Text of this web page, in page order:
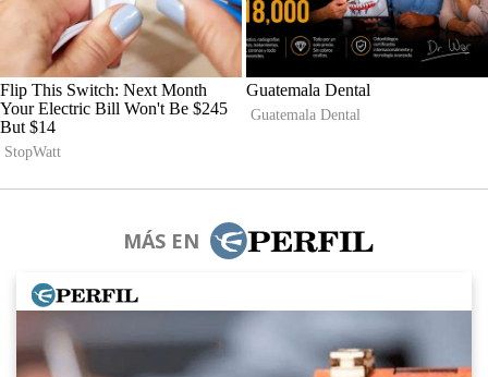
MÁS EN